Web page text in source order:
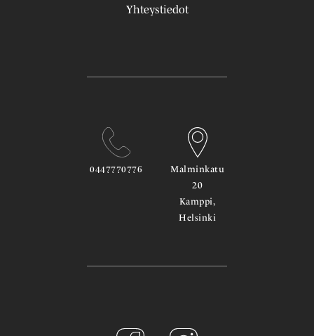
Yhteystiedot
0447770776
Malminkatu
20
Kamppi,
Helsinki